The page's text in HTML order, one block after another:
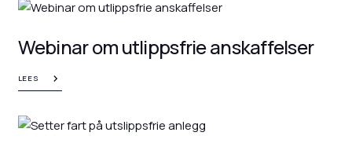
Webinar om utlippsfrie anskaffelser
LEES